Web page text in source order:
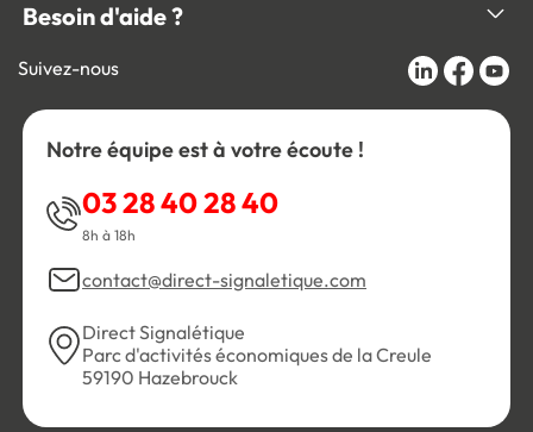
Besoin d'aide ?
Suivez-nous
Notre équipe est à votre écoute !
03 28 40 28 40
8h à 18h
contact@direct-signaletique.com
Direct Signalétique
Parc d'activités économiques de la Creule
59190 Hazebrouck